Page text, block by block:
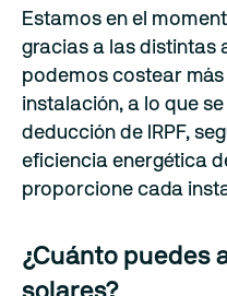
Estamos en el
gracias a las distintas
podemos costear
instalación, a lo que
deducción de IRPF,
eficiencia energética
proporcione cada
¿Cuánto puedes